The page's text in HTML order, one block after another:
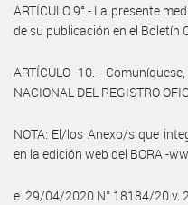
ARTÍCULO 9°.- La presente
de su publicación en el Boletín
ARTÍCULO 10.-
NACIONAL DEL REGISTRO
NOTA: El/los Anexo/s que
en la edición web del BORA -
e. 29/04/2020 N° 18184/20 v.